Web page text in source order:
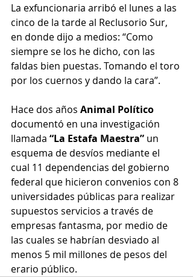
La exfuncionaria arribó el lunes a las
cinco de la tarde al Reclusorio Sur,
en donde dijo a medios: “Como
siempre se los he dicho, con las
faldas bien puestas. Tomando el toro
por los cuernos y dando la cara”.
Hace dos años Animal Político
documentó en una investigación
llamada “La Estafa Maestra” un
esquema de desvíos mediante el
cual 11 dependencias del gobierno
federal que hicieron convenios con 8
universidades públicas para realizar
supuestos servicios a través de
empresas fantasma, por medio de
las cuales se habrían desviado al
menos 5 mil millones de pesos del
erario público.